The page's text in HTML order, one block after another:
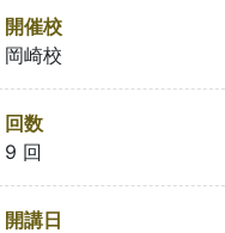
開催校
岡崎校
回数
9 回
開講日